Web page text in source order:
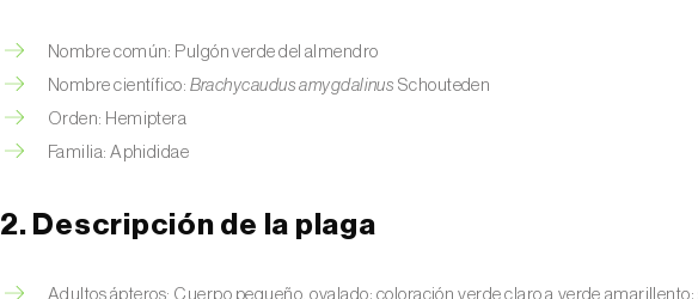
Nombre común: Pulgón verde del almendro
Nombre científico: Brachycaudus amygdalinus Schouteden
Orden: Hemiptera
Familia: Aphididae
2. Descripción de la plaga
Adultos ápteros: Cuerpo pequeño, ovalado; coloración verde claro a verde